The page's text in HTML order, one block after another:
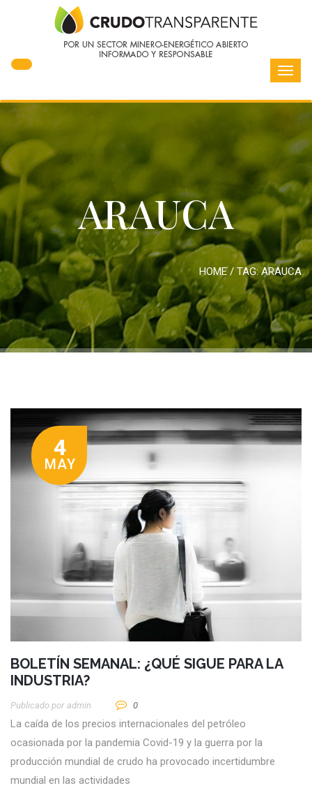
ARAUCA
HOME/ TAG:ARAUCA
4
MAY
BOLETÍN SEMANAL: ¿QUÉ SIGUE PARA LA
INDUSTRIA?
Publicado por Admin 0
La caída de los precios internacionales del petróleo
ocasionada por la pandemia Covid-19 y la guerra por la
producción mundial de crudo ha provocado incertidumbre
mundial en las actividades